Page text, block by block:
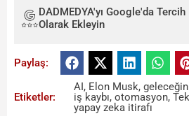
DADMEDYA'yı Google'da
Olarak Ekleyin
Paylaş:
Etiketler:
AI, Elon Musk,
iş kaybı, otomasyon,
yapay zeka itirafı